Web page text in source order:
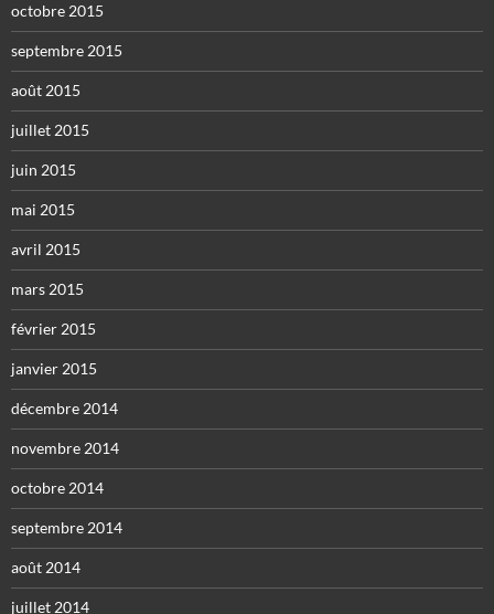
octobre 2015
septembre 2015
août 2015
juillet 2015
juin 2015
mai 2015
avril 2015
mars 2015
février 2015
janvier 2015
décembre 2014
novembre 2014
octobre 2014
septembre 2014
août 2014
juillet 2014